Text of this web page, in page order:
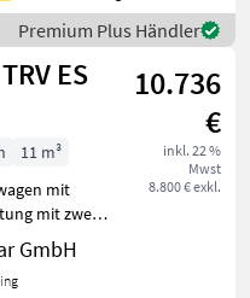
M
Premium Plus Händler
ES
10.736
€
inkl. 22 %
Mwst
8.800 € exkl.
11 m³
mit
mit zwei
GmbH